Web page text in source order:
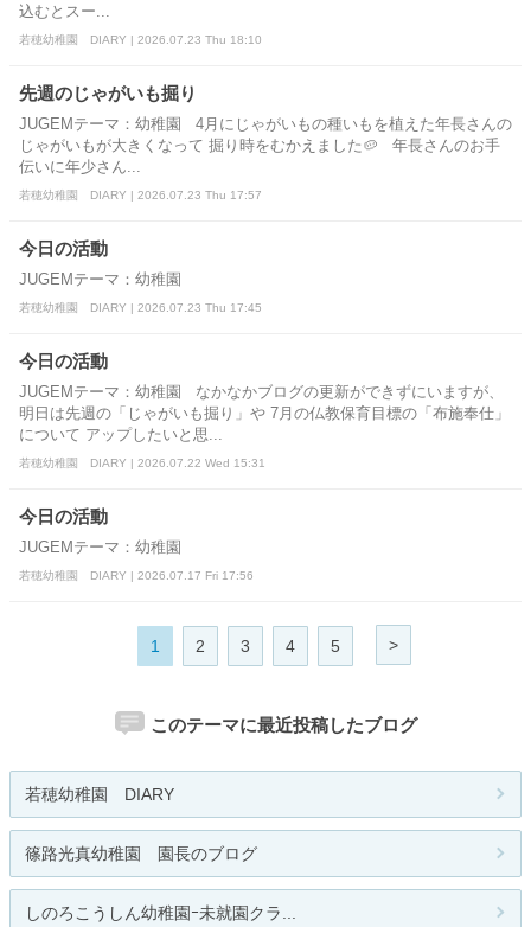
込むとスー...
若穂幼稚園 DIARY | 2026.07.23 Thu 18:10
先週のじゃがいも掘り
JUGEMテーマ：幼稚園 4月にじゃがいもの種いもを植えた年長さんの
じゃがいもが大きくなって 掘り時をむかえました🥔 年長さんのお手
伝いに年少さん...
若穂幼稚園 DIARY | 2026.07.23 Thu 17:57
今日の活動
JUGEMテーマ：幼稚園
若穂幼稚園 DIARY | 2026.07.23 Thu 17:45
今日の活動
JUGEMテーマ：幼稚園 なかなかブログの更新ができずにいますが、
明日は先週の「じゃがいも掘り」や 7月の仏教保育目標の「布施奉仕」
について アップしたいと思...
若穂幼稚園 DIARY | 2026.07.22 Wed 15:31
今日の活動
JUGEMテーマ：幼稚園
若穂幼稚園 DIARY | 2026.07.17 Fri 17:56
1 2 3 4 5 >
このテーマに最近投稿したブログ
若穂幼稚園 DIARY
篠路光真幼稚園 園長のブログ
しのろこうしん幼稚園ｰ未就園クラ...